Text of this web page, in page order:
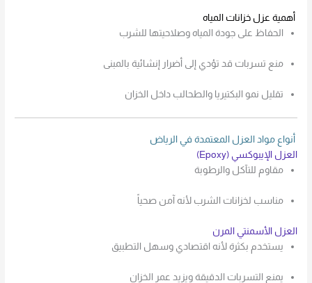
أهمية عزل خزانات المياه
الحفاظ على جودة المياه وصلاحيتها للشرب
منع تسربات قد تؤدي إلى أضرار إنشائية بالمبنى
تقليل نمو البكتيريا والطحالب داخل الخزان
أنواع مواد العزل المعتمدة في الرياض
العزل الإيبوكسي (Epoxy)
مقاوم للتآكل والرطوبة
مناسب لخزانات الشرب لأنه آمن صحياً
العزل الأسمنتي المرن
يستخدم بكثرة لأنه اقتصادي وسهل التطبيق
يمنع التسربات الدقيقة ويزيد عمر الخزان